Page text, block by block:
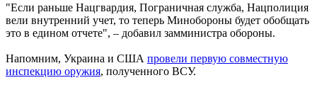
"Если раньше Нацгвардия, Пограничная служба, Нацполиция
вели внутренний учет, то теперь Минобороны будет обобщать
это в едином отчете", – добавил замминистра обороны.
Напомним, Украина и США провели первую совместную
инспекцию оружия, полученного ВСУ.